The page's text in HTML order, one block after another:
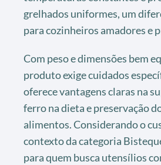
grelhados uniformes, um
para cozinheiros amadores e
Com peso e dimensões bem
produto exige cuidados
oferece vantagens claras na
ferro na dieta e preservação
alimentos. Considerando o
contexto da categoria
para quem busca utensílios